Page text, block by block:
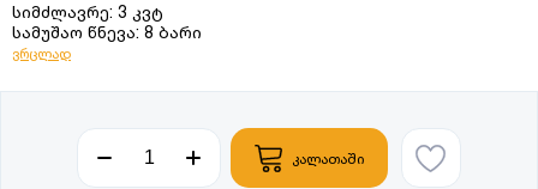
სიმძლავრე: 3 კვტ
სამუშაო წნევა: 8 ბარი
ვრცლად
კალათაში